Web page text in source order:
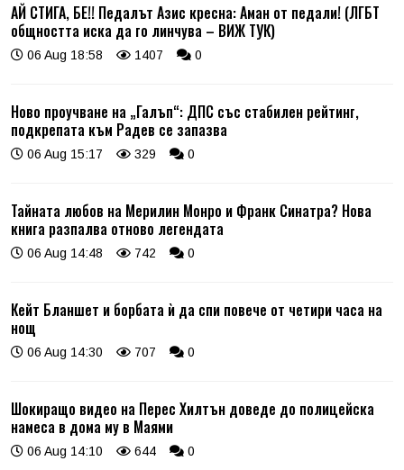
АЙ СТИГА, БЕ!! Педалът Азис кресна: Аман от педали! (ЛГБТ
общността иска да го линчува – ВИЖ ТУК)
06 Aug 18:58 1407 0
Ново проучване на „Галъп“: ДПС със стабилен рейтинг,
подкрепата към Радев се запазва
06 Aug 15:17 329 0
Тайната любов на Мерилин Монро и Франк Синатра? Нова
книга разпалва отново легендата
06 Aug 14:48 742 0
Кейт Бланшет и борбата ѝ да спи повече от четири часа на
нощ
06 Aug 14:30 707 0
Шокиращо видео на Перес Хилтън доведе до полицейска
намеса в дома му в Маями
06 Aug 14:10 644 0